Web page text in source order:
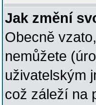
Jak změní
Obecně
nemůžete
uživatelským
což záleží na